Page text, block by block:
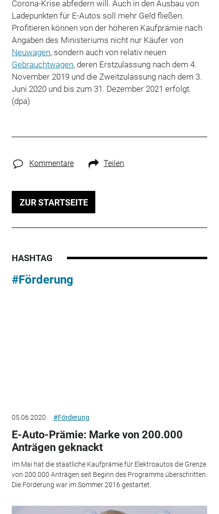
Corona-Krise abfedern will. Auch in den Ausbau von
Ladepunkten für E-Autos soll mehr Geld fließen.
Profitieren können von der höheren Kaufprämie nach
Angaben des Ministeriums nicht nur Käufer von
Neuwagen, sondern auch von relativ neuen
Gebrauchtwagen, deren Erstzulassung nach dem 4.
November 2019 und die Zweitzulassung nach dem 3.
Juni 2020 und bis zum 31. Dezember 2021 erfolgt.
(dpa)
Kommentare Teilen
ZUR STARTSEITE
HASHTAG
#Förderung
05.06.2020 #Förderung
E-Auto-Prämie: Marke von 200.000
Anträgen geknackt
Im Mai hat die staatliche Kaufprämie für Elektroautos die Grenze
von 200.000 Anträgen seit Beginn des Programms überschritten.
Die Förderung war im Sommer 2016 gestartet.